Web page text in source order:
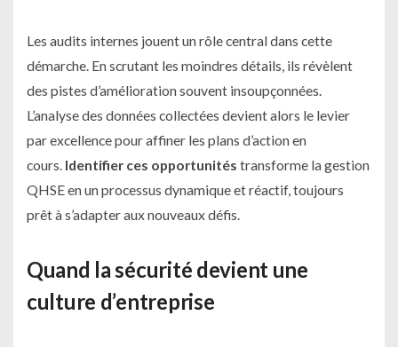
Les audits internes jouent un rôle central dans cette
démarche. En scrutant les moindres détails, ils révèlent
des pistes d’amélioration souvent insoupçonnées.
L’analyse des données collectées devient alors le levier
par excellence pour affiner les plans d’action en
cours. Identifier ces opportunités transforme la gestion
QHSE en un processus dynamique et réactif, toujours
prêt à s’adapter aux nouveaux défis.
Quand la sécurité devient une
culture d’entreprise